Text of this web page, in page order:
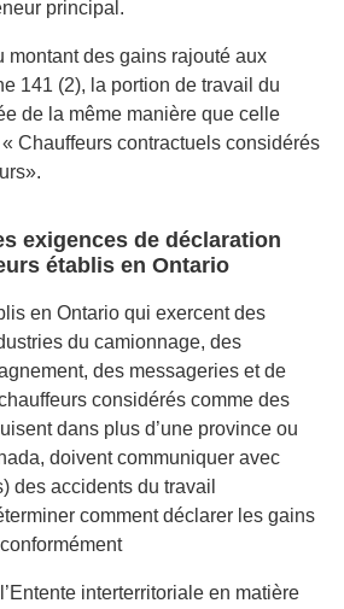
principal.
montant des gains rajouté aux
141 (2), la portion de travail du
de la même manière que celle
Chauffeurs contractuels considérés
exigences de déclaration
établis en Ontario
en Ontario qui exercent des
du camionnage, des
des messageries et de
considérés comme des
dans plus d’une province ou
doivent communiquer avec
des accidents du travail
comment déclarer les gains
interterritoriale en matière